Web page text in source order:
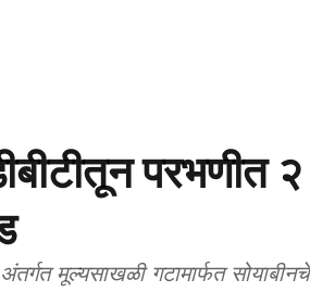
परभणीत २
मूल्यसाखळी गटामार्फत सोयाबीनचे